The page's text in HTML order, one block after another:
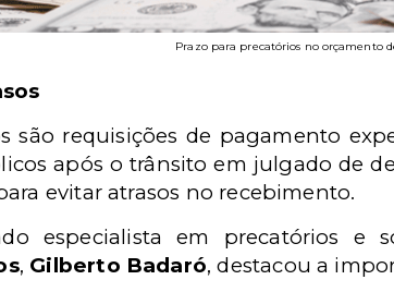
Prazo para precatórios no orçamento
são requisições de pagamento
após o trânsito em julgado de
evitar atrasos no recebimento.
especialista em precatórios e
, Gilberto Badaró, destacou a